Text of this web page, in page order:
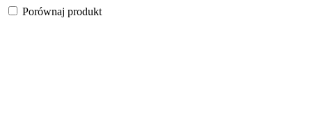
Porównaj produkt